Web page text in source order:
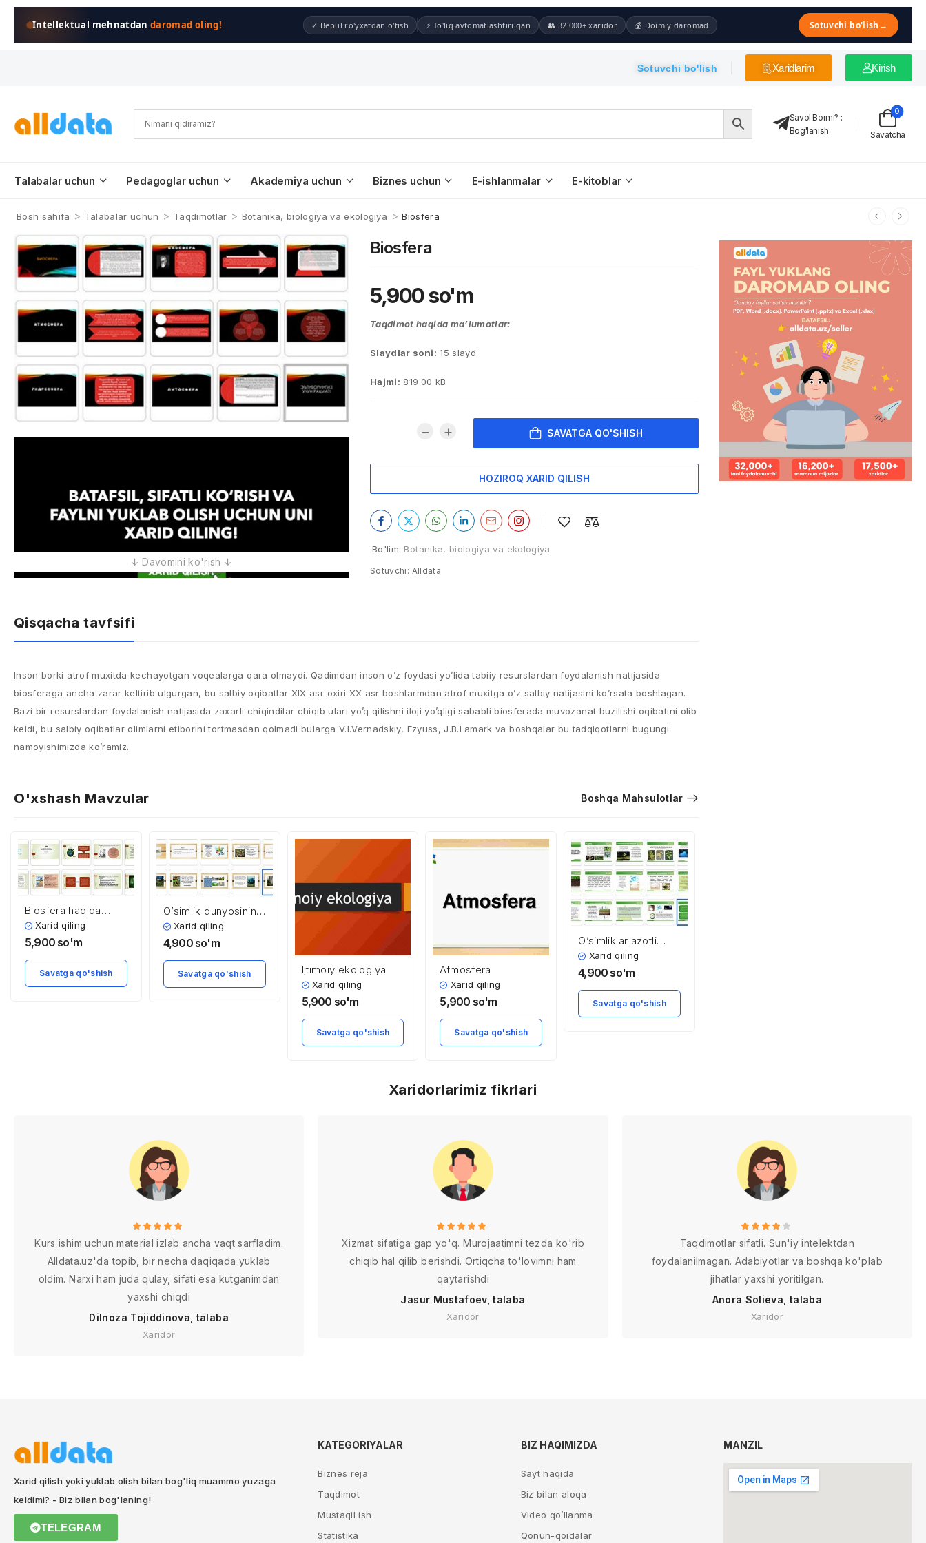
Intellektual mehnatdandaromad oling! ✓ Bepul ro'yxatdan o'tish ⚡ To'liq avtomatlashtirilgan 👥 32 000+ xaridor 💰 Doimiy daromad Sotuvchi bo'lish →
Sotuvchi bo'lish Xaridlarim Kirish
Savol Bormi? :
Bog'lanish
Savatcha
0
Talabalar uchun Pedagoglar uchun Akademiya uchun Biznes uchun E-ishlanmalar E-kitoblar
Bosh sahifa > Talabalar uchun > Taqdimotlar > Botanika, biologiya va ekologiya > Biosfera
Biosfera
5,900so'm
Taqdimot haqida ma’lumotlar:
Slaydlar soni: 15 slayd
Hajmi: 819.00 kB
SAVATGA QO'SHISH
HOZIROQ XARID QILISH
Bo'lim: Botanika, biologiya va ekologiya
Sotuvchi: Alldata
Qisqacha tavfsifi
Inson borki atrof muxitda kechayotgan voqealarga qara olmaydi. Qadimdan inson o’z foydasi yo’lida tabiiy resurslardan foydalanish natijasida
biosferaga ancha zarar keltirib ulgurgan, bu salbiy oqibatlar XIX asr oxiri XX asr boshlarmdan atrof muxitga o’z salbiy natijasini ko’rsata boshlagan.
Bazi bir resurslardan foydalanish natijasida zaxarli chiqindilar chiqib ulari yo’q qilishni iloji yo’qligi sababli biosferada muvozanat buzilishi oqibatini olib
keldi, bu salbiy oqibatlar olimlarni etiborini tortmasdan qolmadi bularga V.I.Vernadskiy, Ezyuss, J.B.Lamark va boshqalar bu tadqiqotlarni bugungi
namoyishimizda ko’ramiz.
O'xshash Mavzular Boshqa Mahsulotlar
Biosfera haqida
nazariyalar
Xarid qiling
5,900 so'm
Savatga qo'shish
O’simlik dunyosining
xilma-xilligi va unga
inson ta’siri
Xarid qiling
4,900 so'm
Savatga qo'shish Ijtimoiy ekologiya
Xarid qiling
5,900 so'm
Savatga qo'shish
Atmosfera
Xarid qiling
5,900 so'm
Savatga qo'shish
O’simliklar azotli
oziqlanishining
o’ziga xosligi va
Xarid qiling
4,900 so'm
Savatga qo'shish
Xaridorlarimiz fikrlari
Kurs ishim uchun material izlab ancha vaqt sarfladim.
Alldata.uz'da topib, bir necha daqiqada yuklab
oldim. Narxi ham juda qulay, sifati esa kutganimdan
yaxshi chiqdi
Dilnoza Tojiddinova, talaba
Xaridor
Xizmat sifatiga gap yo'q. Murojaatimni tezda ko'rib
chiqib hal qilib berishdi. Ortiqcha to'lovimni ham
qaytarishdi
Jasur Mustafoev, talaba
Xaridor
Taqdimotlar sifatli. Sun'iy intelektdan
foydalanilmagan. Adabiyotlar va boshqa ko'plab
jihatlar yaxshi yoritilgan.
Anora Solieva, talaba
Xaridor
Xarid qilish yoki yuklab olish bilan bog'liq muammo yuzaga
keldimi? - Biz bilan bog'laning!
TELEGRAM
KATEGORIYALAR
Biznes reja
Taqdimot
Mustaqil ish
Statistika
BIZ HAQIMIZDA
Sayt haqida
Biz bilan aloqa
Video qo’llanma
Qonun-qoidalar
MANZIL